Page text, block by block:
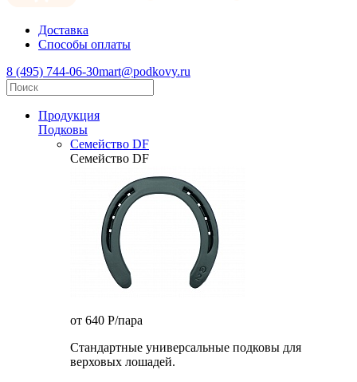
Доставка
Способы оплаты
8 (495) 744-06-30mart@podkovy.ru
Продукция
Подковы
Семейство DF
Семейство DF
от 640 P/пара
Стандартные универсальные подковы для
верховых лошадей.